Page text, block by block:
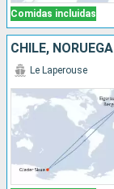
Comidas incluidas
CHILE, NORUEGA
Le Laperouse